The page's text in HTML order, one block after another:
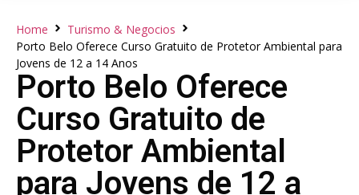
Home
Turismo & Negocios
Porto Belo Oferece Curso Gratuito de Protetor Ambiental para
Jovens de 12 a 14 Anos
Porto Belo Oferece
Curso Gratuito de
Protetor Ambiental
para Jovens de 12 a